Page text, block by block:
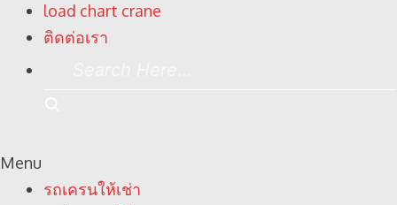
load chart crane
ติดต่อเรา
Menu
รถเครนให้เช่า